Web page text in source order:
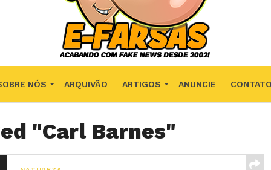
NÓS ARQUIVÃO ARTIGOS ANUNCIE CONTATO
"Carl Barnes"